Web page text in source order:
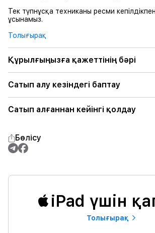
Тек түпнұсқа техниканы ресми
ұсынамыз.
Толығырақ
Құрылғыңызға қажеттінің бәрі
Сатып алу кезіндегі баптау
Сатып алғаннан кейінгі қолдау
Бөлісу
iPad үшін
Толығырақ